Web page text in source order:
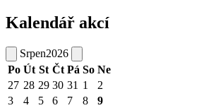
Kalendář akcí
Srpen2026
Po Út St Čt Pá So Ne
27 28 29 30 31 1
2
3
4 5 6 7 8
9